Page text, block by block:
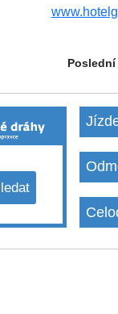
Poslední